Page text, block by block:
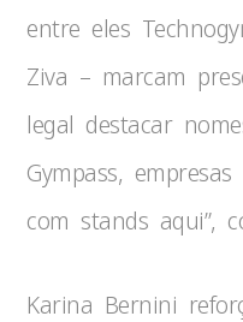
entre eles
Ziva – marcam
legal destacar
Gympass,
com stands aqui”,
Karina Bernini